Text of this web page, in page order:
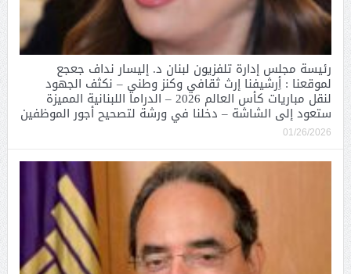
رئيسة مجلس إدارة تلفزيون لبنان د. إليسار نداف جعجع
لموقعنا : أِرشيفنا إرث ثقافي وكنز وطني – نكثف الجهود
لنقل مباريات كأس العالم 2026 – الدراما اللبنانية المميزة
ستعود إلى الشاشة – دخلنا في ورشة لتصحيح أجور الموظفين
01/26/2026